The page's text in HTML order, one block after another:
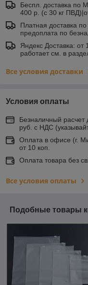
Беспл. доставка по
400 р. (с 30 кг
Платная доставка
предоплата по
Яндекс Доставка:
работает см. в
Все условия доставки
Условия оплаты
Безналичный
руб. с НДС
Оплата в офисе (г.
от 10 коп.
Оплата товара без
Все условия оплаты
Подобные товары